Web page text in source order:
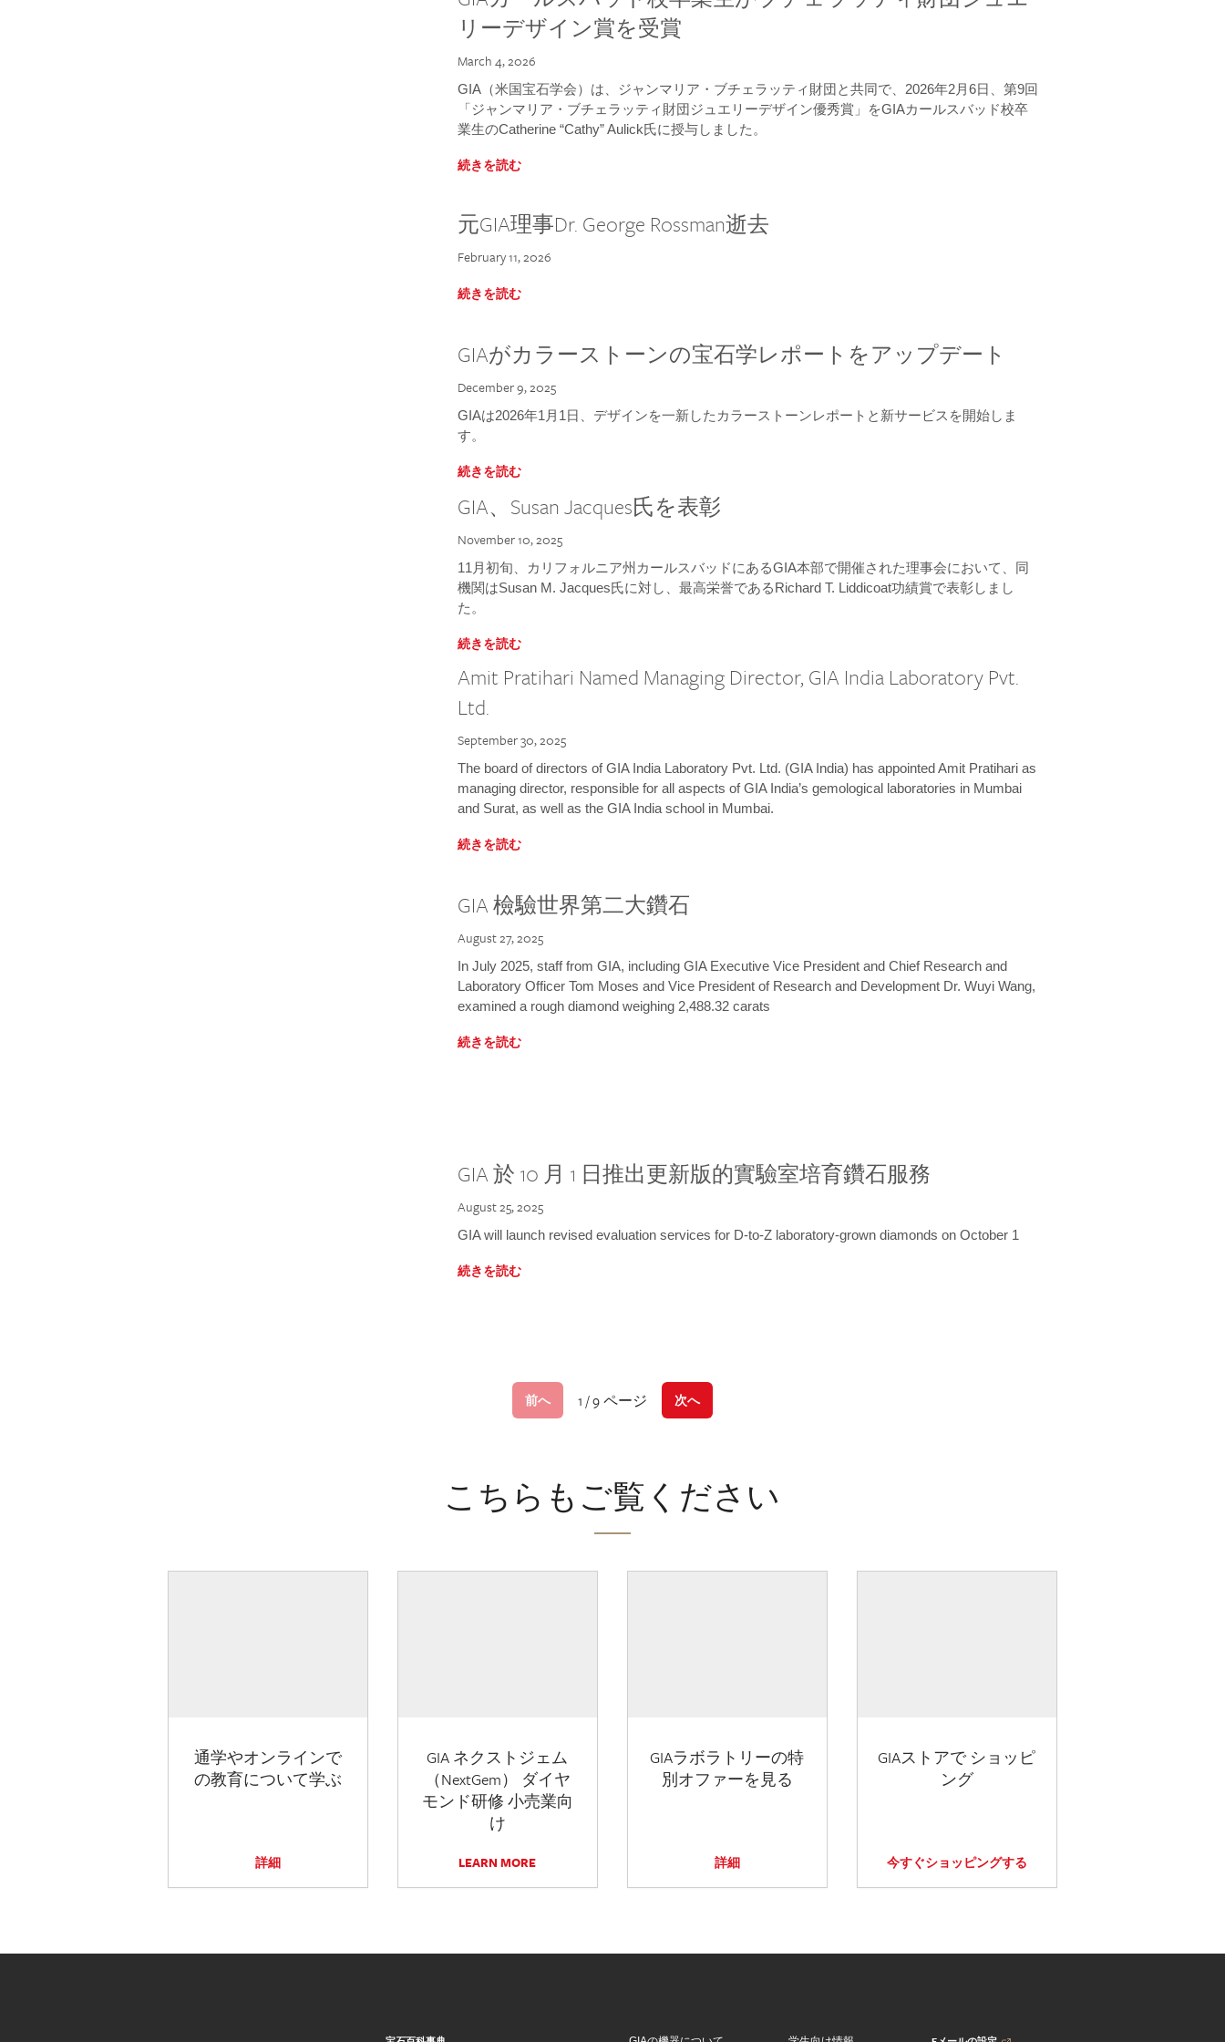
リーデザイン賞を受賞
March 4, 2026
GIA（米国宝石学会）は、ジャンマリア・ブチェラッティ財団と共同で、2026年2月6日、第9回
「ジャンマリア・ブチェラッティ財団ジュエリーデザイン優秀賞」をGIAカールスバッド校卒
業生のCatherine “Cathy” Aulick氏に授与しました。
続きを読む
元GIA理事Dr. George Rossman逝去
February 11, 2026
続きを読む
GIAがカラーストーンの宝石学レポートをアップデート
December 9, 2025
GIAは2026年1月1日、デザインを一新したカラーストーンレポートと新サービスを開始しま
す。
続きを読む
GIA、Susan Jacques氏を表彰
November 10, 2025
11月初旬、カリフォルニア州カールスバッドにあるGIA本部で開催された理事会において、同
機関はSusan M. Jacques氏に対し、最高栄誉であるRichard T. Liddicoat功績賞で表彰しまし
た。
続きを読む
Amit Pratihari Named Managing Director, GIA India Laboratory Pvt.
Ltd.
September 30, 2025
The board of directors of GIA India Laboratory Pvt. Ltd. (GIA India) has appointed Amit Pratihari as
managing director, responsible for all aspects of GIA India’s gemological laboratories in Mumbai
and Surat, as well as the GIA India school in Mumbai.
続きを読む
GIA 檢驗世界第二大鑽石
August 27, 2025
In July 2025, staff from GIA, including GIA Executive Vice President and Chief Research and
Laboratory Officer Tom Moses and Vice President of Research and Development Dr. Wuyi Wang,
examined a rough diamond weighing 2,488.32 carats
続きを読む
GIA 於 10 月 1 日推出更新版的實驗室培育鑽石服務
August 25, 2025
GIA will launch revised evaluation services for D-to-Z laboratory-grown diamonds on October 1
続きを読む
前へ 1 / 9 ページ 次へ
こちらもご覧ください
通学やオンラインで
の教育について学ぶ
詳細
GIA ネクストジェム
（NextGem） ダイヤ
モンド研修 小売業向
け
LEARN MORE
GIAラボラトリーの特
別オファーを見る
詳細
GIAストアで ショッピ
ング
今すぐショッピングする